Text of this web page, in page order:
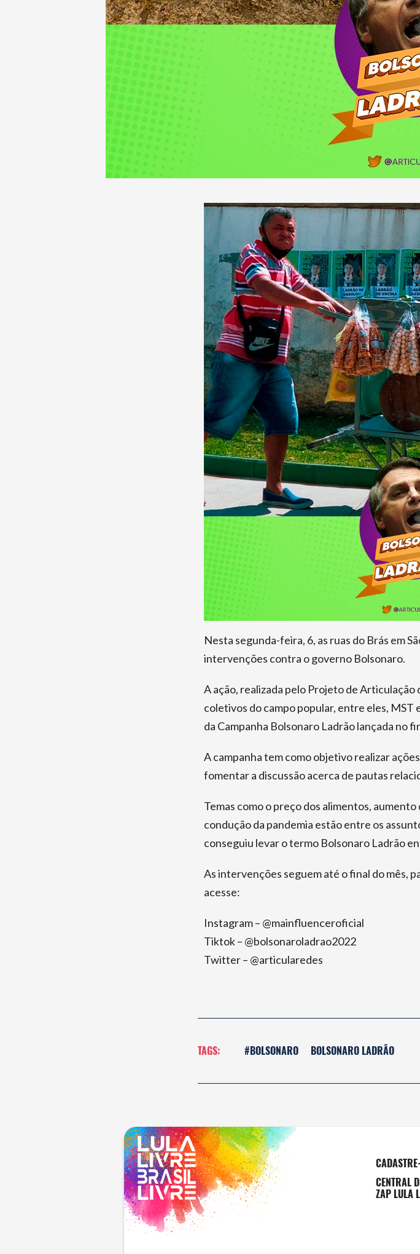
Nesta segunda-feira, 6, as ruas do Brás em
intervenções contra o governo Bolsonaro.
A ação, realizada pelo Projeto de
coletivos do campo popular, entre eles,
da Campanha Bolsonaro Ladrão lançada no
A campanha tem como objetivo realizar
fomentar a discussão acerca de pautas
Temas como o preço dos alimentos,
condução da pandemia estão entre os
conseguiu levar o termo Bolsonaro Ladrão
As intervenções seguem até o final do mês,
acesse:
Instagram – @mainfluenceroficial
Tiktok – @bolsonaroladrao2022
Twitter – @articularedes
TAGS: #BOLSONARO BOLSONARO LADRÃO
CENTRAL
ZAP LULA